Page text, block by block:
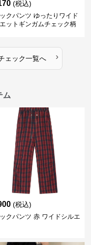
(税込)
クパンツ ゆったりワイド
ットギンガムチェック柄
ェック一覧へ ›
ム
(税込)
クパンツ 赤 ワイドシルエ